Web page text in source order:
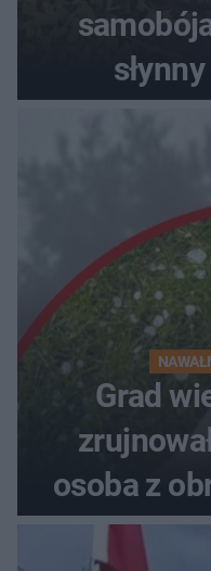
Grad
osoba z